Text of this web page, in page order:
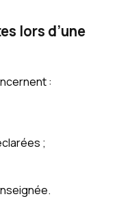
lors d’une
:
;